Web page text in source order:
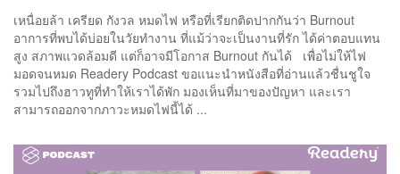
เหนื่อยล้า เครียด กังวล หมดไฟ หรือที่เรียกติดปากกันว่า Burnout
อาการที่พบได้บ่อยในวัยทำงาน ที่แม้ว่าจะเป็นงานที่รัก ได้ค่าตอบแทน
สูง สภาพแวดล้อมดี แต่ก็อาจมีโอกาส Burnout กันได้ เพื่อไม่ให้ไฟ
มอดจนหมด Readery Podcast ขอแนะนำหนังสือที่อ่านแล้วชื่นชูใจ
รวมไปถึงฮาวทูที่ทำให้เราได้พัก มองเห็นที่มาของปัญหา และเรา
สามารถออกจากภาวะหมดไฟนี้ได้ ...